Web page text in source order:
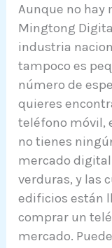
Aunque no hay
Mingtong
industria
tampoco es
número de
quieres
teléfono móvil,
no tienes
mercado
verduras, y las
edificios están
comprar un
mercado.